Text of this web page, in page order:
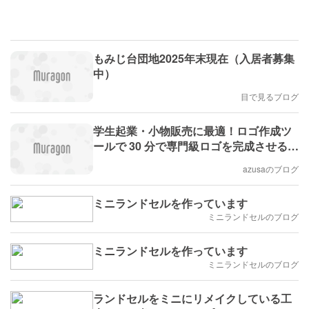
もみじ台団地2025年末現在（入居者募集
中）
目で見るブログ
学生起業・小物販売に最適！ロゴ作成ツ
ールで 30 分で専門級ロゴを完成させる方
azusaのブログ
ミニランドセルを作っています
ミニランドセルのブログ
ミニランドセルを作っています
ミニランドセルのブログ
ランドセルをミニにリメイクしている工